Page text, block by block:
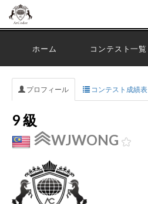
ホーム コンテスト一覧
プロフィール コンテスト成績表
9 級
WJWONG